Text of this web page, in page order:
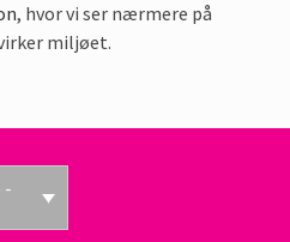
, hvor vi ser nærmere på
miljøet.
-